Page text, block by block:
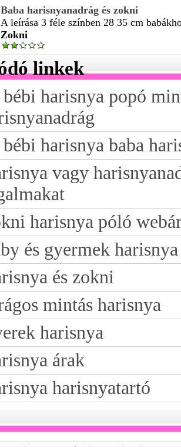
Baba harisnyanadrág és zokni
A leírása 3 féle színben 28 35 cm
Zokni
linkek
harisnya popó
harisnya baba
vagy
harisnya póló
és gyermek
és zokni
mintás harisnya
harisnya
árak
harisnyatartó